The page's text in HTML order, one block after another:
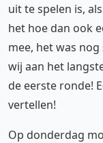
uit te spelen is,
het hoe dan ook
mee, het was
wij aan het
de eerste ronde!
vertellen!
Op donderdag